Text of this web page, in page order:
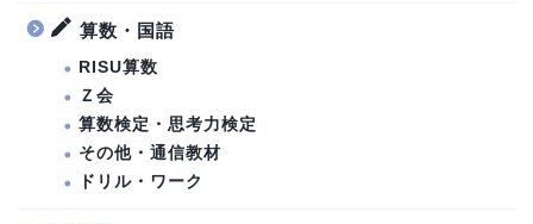
算数・国語
RISU算数
Ｚ会
算数検定・思考力検定
その他・通信教材
ドリル・ワーク